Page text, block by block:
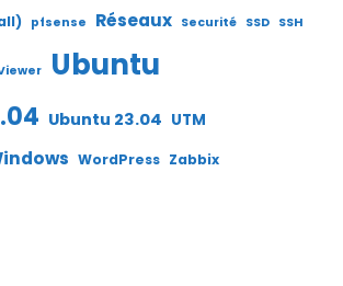
pfsense Réseaux Securité SSD SSH
Ubuntu
Ubuntu 23.04 UTM
WordPress Zabbix